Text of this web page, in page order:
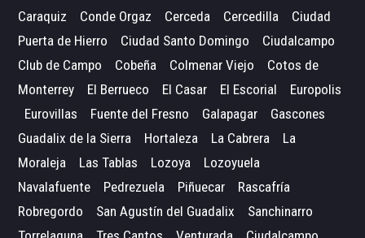
Caraquiz
Conde Orgaz Cerceda Cercedilla
Ciudad
Puerta de Hierro
Ciudad Santo Domingo
Ciudalcampo
Club de Campo
Cobeña Colmenar Viejo
Cotos de
Monterrey
El Berrueco El Casar El Escorial
Europolis
Eurovillas
Fuente del Fresno Galapagar
Gascones
Guadalix de la Sierra
Hortaleza La Cabrera
La
Moraleja
Las Tablas Lozoya
Lozoyuela
Navalafuente
Pedrezuela Piñuecar
Rascafría
Robregordo
San Agustín del Guadalix
Sanchinarro